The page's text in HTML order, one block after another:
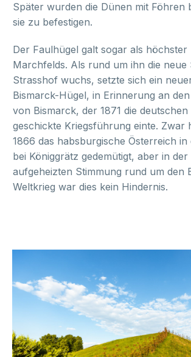
Später wurden die Dünen mit Föhren
sie zu befestigen.
Der Faulhügel galt sogar als höchster
Marchfelds. Als rund um ihn die neue
Strasshof wuchs, setzte sich ein
Bismarck-Hügel, in Erinnerung an
von Bismarck, der 1871 die
geschickte Kriegsführung einte. Zwar
1866 das habsburgische Österreich
bei Königgrätz gedemütigt, aber in
aufgeheizten Stimmung rund um den
Weltkrieg war dies kein Hindernis.